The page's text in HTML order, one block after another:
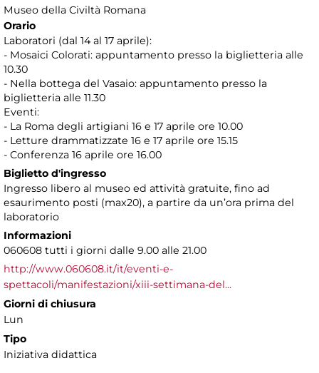
Museo della Civiltà Romana
Orario
Laboratori (dal 14 al 17 aprile):
- Mosaici Colorati: appuntamento presso la biglietteria alle
10.30
- Nella bottega del Vasaio: appuntamento presso la
biglietteria alle 11.30
Eventi:
- La Roma degli artigiani 16 e 17 aprile ore 10.00
- Letture drammatizzate 16 e 17 aprile ore 15.15
- Conferenza 16 aprile ore 16.00
Biglietto d'ingresso
Ingresso libero al museo ed attività gratuite, fino ad
esaurimento posti (max20), a partire da un’ora prima del
laboratorio
Informazioni
060608 tutti i giorni dalle 9.00 alle 21.00
http://www.060608.it/it/eventi-e-
spettacoli/manifestazioni/xiii-settimana-del...
Giorni di chiusura
Lun
Tipo
Iniziativa didattica